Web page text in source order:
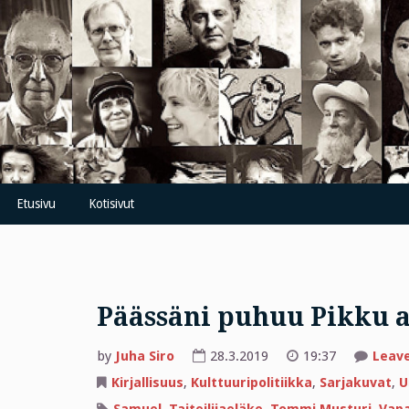
Skip
to
content
Etusivu Kotisivut
Päässäni puhuu Pikku
by Juha Siro 28.3.2019 19:37
Kirjallisuus, Kulttuuripolitiikka, Sarjakuvat,